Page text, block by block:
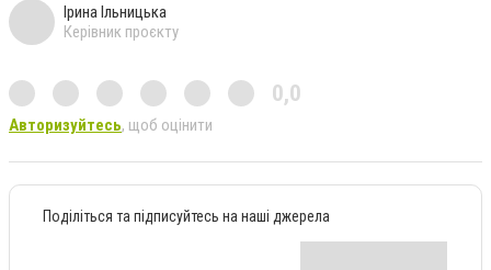
Ірина Ільницька
Керівник проєкту
0,0
Авторизуйтесь, щоб оцінити
Поділіться та підписуйтесь на наші джерела